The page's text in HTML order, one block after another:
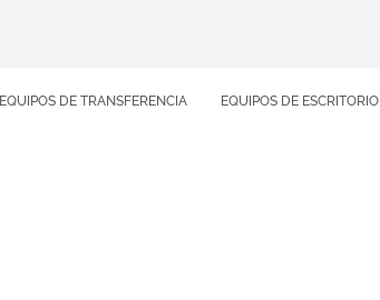
EQUIPOS DE TRANSFERENCIA EQUIPOS DE ESCRITORIO